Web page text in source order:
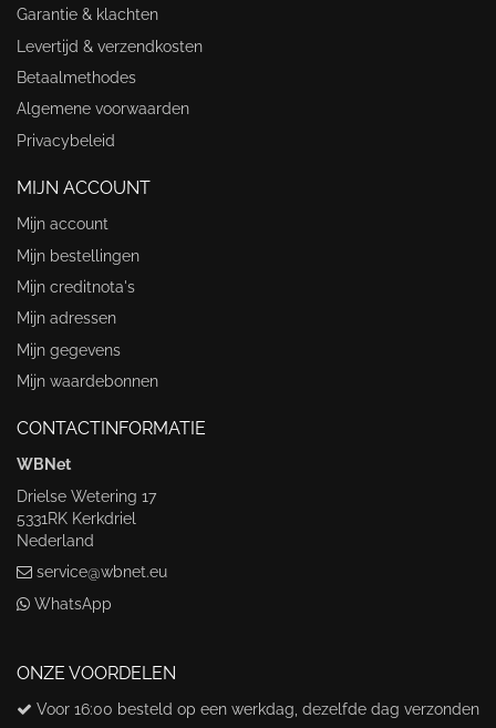
Garantie & klachten
Levertijd & verzendkosten
Betaalmethodes
Algemene voorwaarden
Privacybeleid
MIJN ACCOUNT
Mijn account
Mijn bestellingen
Mijn creditnota's
Mijn adressen
Mijn gegevens
Mijn waardebonnen
CONTACTINFORMATIE
WBNet
Drielse Wetering 17
5331RK Kerkdriel
Nederland
service@wbnet.eu
WhatsApp
ONZE VOORDELEN
Voor 16:00 besteld op een werkdag, dezelfde dag verzonden